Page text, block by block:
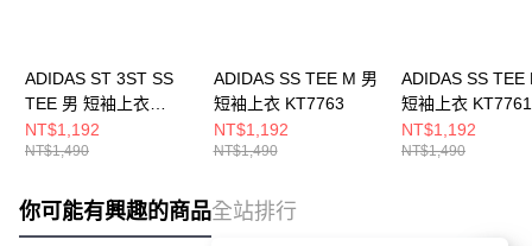
ADIDAS ST 3ST SS
TEE 男 短袖上衣
KR2491
NT$1,192
NT$1,490
ADIDAS SS TEE M 男
短袖上衣 KT7763
NT$1,192
NT$1,490
ADIDAS SS TEE
短袖上衣 KT7761
NT$1,192
NT$1,490
你可能有興趣的商品全站排行